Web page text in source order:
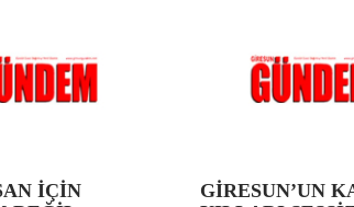
İÇİN
GİRESUN’UN